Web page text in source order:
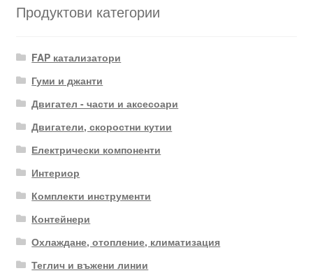
Продуктови категории
FAP катализатори
Гуми и джанти
Двигател - части и аксесоари
Двигатели, скоростни кутии
Електрически компоненти
Интериор
Комплекти инструменти
Контейнери
Охлаждане, отопление, климатизация
Теглич и въжени линии